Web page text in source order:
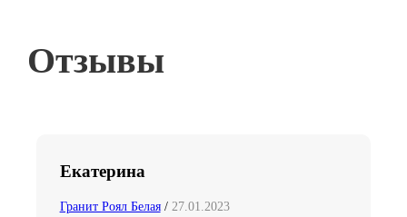
Отзывы
Екатерина
Гранит Роял Белая/ 27.01.2023